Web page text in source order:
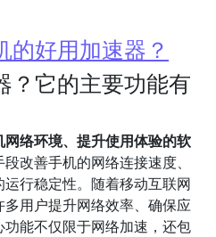
的好用加速器？
？它的主要功能有
络环境、提升使用体验的软
改善手机的网络连接速度、
行稳定性。随着移动互联网
用户提升网络效率、确保应
能不仅限于网络加速，还包